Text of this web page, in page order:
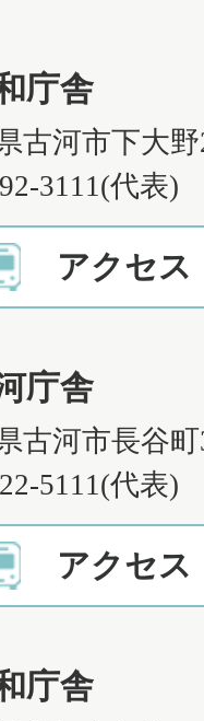
庁舎
古河市下大
3111(代表)
アクセス
庁舎
古河市長谷
5111(代表)
アクセス
庁舎